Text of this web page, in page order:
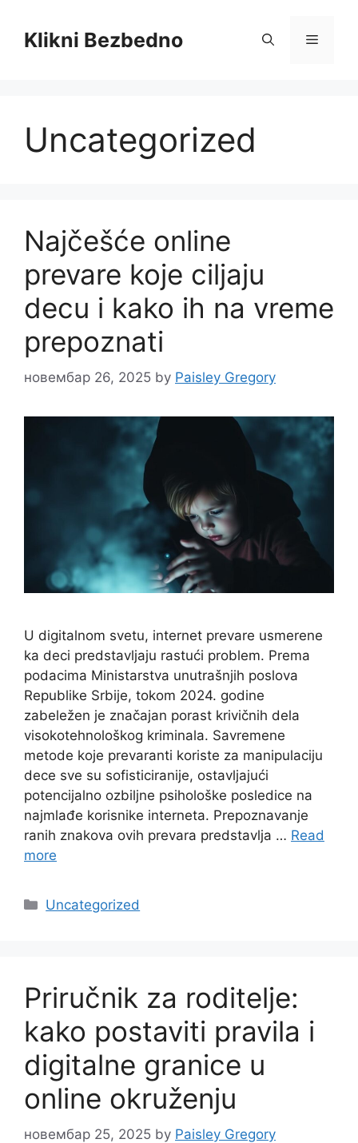
contentKlikni Bezbedno Menu
Uncategorized
Najčešće online
prevare koje ciljaju
decu i kako ih na vreme
prepoznati
новембар 26, 2025 by Paisley Gregory
U digitalnom svetu, internet prevare usmerene
ka deci predstavljaju rastući problem. Prema
podacima Ministarstva unutrašnjih poslova
Republike Srbije, tokom 2024. godine
zabeležen je značajan porast krivičnih dela
visokotehnološkog kriminala. Savremene
metode koje prevaranti koriste za manipulaciju
dece sve su sofisticiranije, ostavljajući
potencijalno ozbiljne psihološke posledice na
najmlađe korisnike interneta. Prepoznavanje
ranih znakova ovih prevara predstavlja … Read
more
Categories
Uncategorized
Priručnik za roditelje:
kako postaviti pravila i
digitalne granice u
online okruženju
новембар 25, 2025 by Paisley Gregory